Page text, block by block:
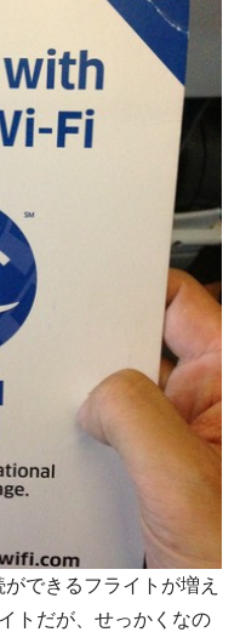
できるフライトが増え
トだが、せっかくなの